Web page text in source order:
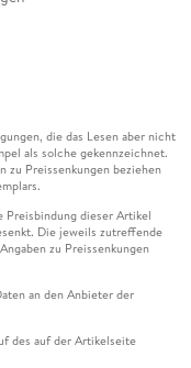
die das Lesen aber nicht
als solche gekennzeichnet.
zu Preissenkungen beziehen
dieser Artikel
Die jeweils zutreffende
zu Preissenkungen
an den Anbieter der
des auf der Artikelseite